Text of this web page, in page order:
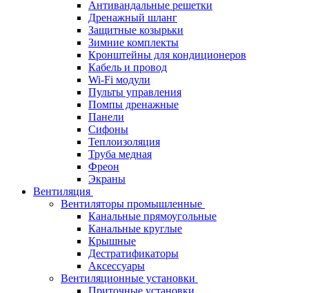
Антивандальные решетки
Дренажный шланг
Защитные козырьки
Зимние комплекты
Кронштейны для кондиционеров
Кабель и провод
Wi-Fi модули
Пульты управления
Помпы дренажные
Панели
Сифоны
Теплоизоляция
Труба медная
Фреон
Экраны
Вентиляция
Вентиляторы промышленные
Канальные прямоугольные
Канальные круглые
Крышные
Дестратификаторы
Аксессуары
Вентиляционные установки
Приточные установки